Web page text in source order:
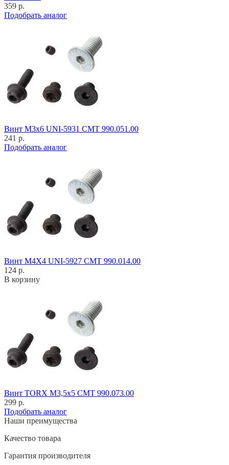
359 р.
Подобрать аналог
Винт M3x6 UNI-5931 CMT 990.051.00
241 р.
Подобрать аналог
Винт M4X4 UNI-5927 CMT 990.014.00
124 р.
В корзину
Винт TORX M3,5x5 CMT 990.073.00
299 р.
Подобрать аналог
Наши преимущества
Качество товара
Гарантия производителя